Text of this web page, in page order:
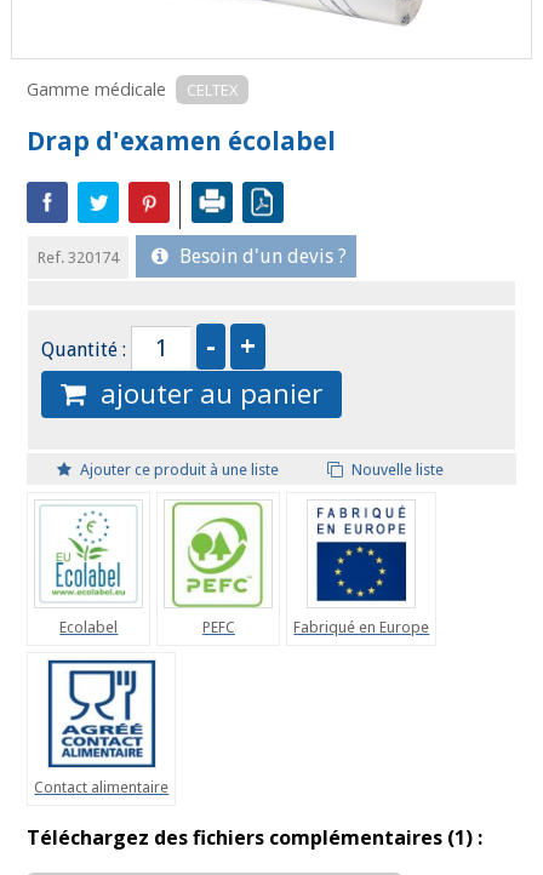
Gamme médicale CELTEX
Drap d'examen écolabel
Ref. 320174 Besoin d'un devis ?
Quantité :
ajouter au panier
Ajouter ce produit à une liste Nouvelle liste
Ecolabel PEFC Fabriqué en Europe
Contact alimentaire
Téléchargez des fichiers complémentaires (1) :